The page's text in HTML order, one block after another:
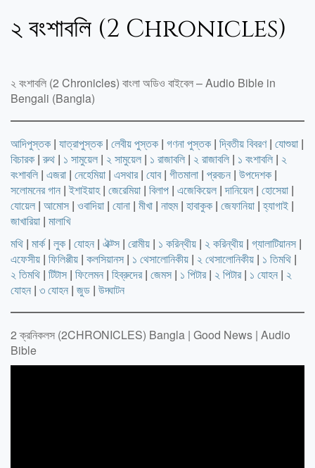
২ বংশাবলি (2 Chronicles)
২ বংশাবলি (2 Chronicles) বাংলা অডিও বাইবেল – Audio Bible in
Bengali (Bangla)
আদিপুস্তক | যাত্রাপুস্তক | লেবীয় পুস্তক | গণনা পুস্তক | দ্বিতীয় বিবরণ | যোশুয়া |
বিচারক | রুথ | ১ সামুয়েল | ২ সামুয়েল | ১ রাজাবলি | ২ রাজাবলি | ১ বংশাবলি | ২
বংশাবলি | এজরা | নেহেমিয়া | এসথার | যোব | গীতমালা | প্রবচন | উপদেশক |
সলোমনের গান | ইশাইয়াহ | জেরেমিয়া | বিলাপ | এজেকিয়েল | দানিয়েল | হোসেয়া |
যোয়েল | আমোস | ওবাদিয়া | যোনা | মীখা | নাহুম | হাবাকুক | জেফানিয়া | হ্যাগাই |
জাখারিয়া | মালাখি
মথি | মার্ক | লুক | যোহন | ঐক্ট্স | রোমীয় | ১ করিন্থীয় | ২ করিন্থীয় | গ্যালাটিয়ানস |
এফেসীয় | ফিলিপ্পীয় | কলসিয়ানস | ১ থেসালোনিকীয় | ২ থেসালোনিকীয় | ১ তিমথি |
২ তিমথি | টিটাস | ফিলেমন | হিব্রুদের | জেমস | ১ পিটার | ২ পিটার | ১ যোহন | ২
যোহন | ৩ যোহন | জুড | উদ্ঘাটন
2 ক্রনিকলস (2CHRONICLES) Bangla | Good News | Audio
Bible